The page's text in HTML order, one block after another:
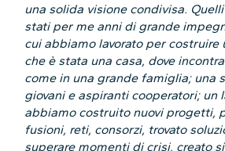
una solida visione condivisa.
stati per me anni di grande
cui abbiamo lavorato per costruire
che è stata una casa, dove
come in una grande famiglia; una
giovani e aspiranti cooperatori; un
abbiamo costruito nuovi progetti,
fusioni, reti, consorzi, trovato
superare momenti di crisi, creato